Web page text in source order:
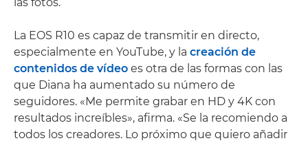
La EOS R10 es capaz de transmitir en directo,
especialmente en YouTube, y la creación de
contenidos de vídeo es otra de las formas con las
que Diana ha aumentado su número de
seguidores. «Me permite grabar en HD y 4K con
resultados increíbles», afirma. «Se la recomiendo a
todos los creadores. Lo próximo que quiero añadir